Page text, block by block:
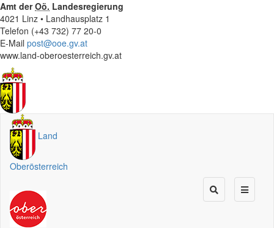
Amt derOö. Landesregierung
4021 Linz • Landhausplatz 1
Telefon (+43 732) 77 20-0
E-Mail post@ooe.gv.at
www.land-oberoesterreich.gv.at
Land
Oberösterreich